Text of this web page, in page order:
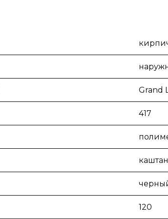
Grand
417
каштан
120